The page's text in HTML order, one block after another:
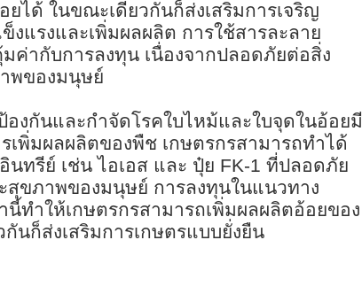
ยได้ ในขณะเดียวกันก็ส่งเสริมการเจริญ
งแรงและเพิ่มผลผลิต การใช้สารละลาย
ค่ากับการลงทุน เนื่องจากปลอดภัยต่อสิ่ง
พของมนุษย์
องกันและกำจัดโรคใบไหม้และใบจุดในอ้อยมี
พิ่มผลผลิตของพืช เกษตรกรสามารถทำได้
นทรีย์ เช่น ไอเอส และ ปุ๋ย FK-1 ที่ปลอดภัย
สุขภาพของมนุษย์ การลงทุนในแนวทาง
นี้ทำให้เกษตรกรสามารถเพิ่มผลผลิตอ้อยของ
นก็ส่งเสริมการเกษตรแบบยั่งยืน